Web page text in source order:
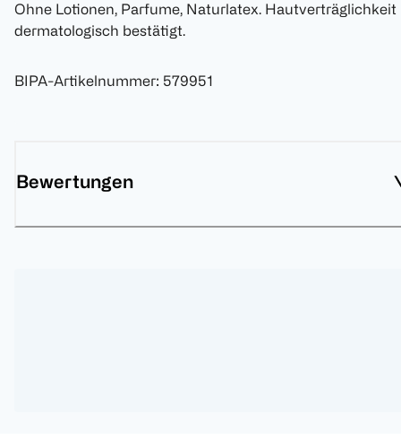
Ohne Lotionen, Parfume, Naturlatex. Hautverträglichkeit
dermatologisch bestätigt.
BIPA-Artikelnummer: 579951
Bewertungen